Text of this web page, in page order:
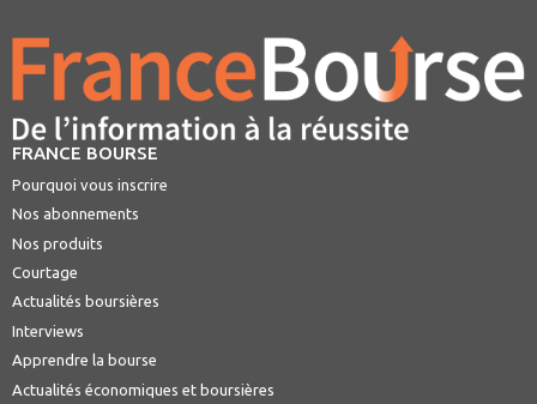
FRANCE BOURSE
Pourquoi vous inscrire
Nos abonnements
Nos produits
Courtage
Actualités boursières
Interviews
Apprendre la bourse
Actualités économiques et boursières